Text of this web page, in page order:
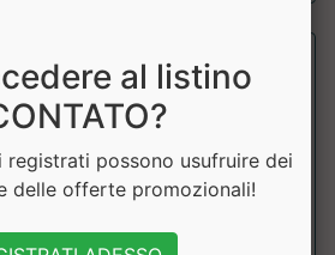
al listino
possono usufruire dei
delle offerte promozionali!